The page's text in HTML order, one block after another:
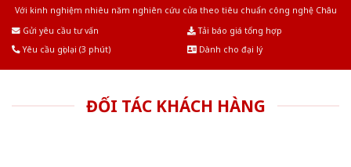
Với kinh nghiệm nhiêu năm nghiên cứu cửa theo tiêu chuẩn công nghệ Châu
Gửi yêu cầu tư vấn
Tải báo giá tổng hợp
Yêu cầu gọi lại (3 phút)
Dành cho đại lý
ĐỐI TÁC KHÁCH HÀNG